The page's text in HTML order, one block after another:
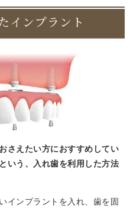
インプラント
さえたい方におすすめしてい
いう、入れ歯を利用した方法
インプラントを入れ、歯を固